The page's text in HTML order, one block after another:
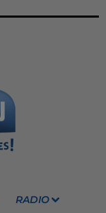
RADIO